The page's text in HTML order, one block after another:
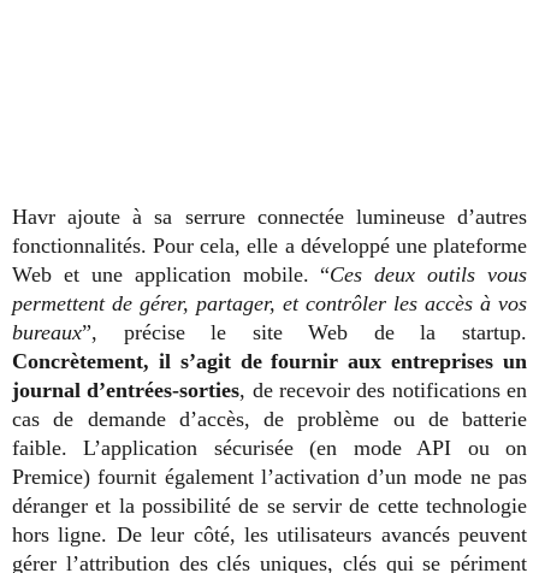
Havr ajoute à sa serrure connectée lumineuse d’autres
fonctionnalités. Pour cela, elle a développé une plateforme
Web et une application mobile. “Ces deux outils vous
permettent de gérer, partager, et contrôler les accès à vos
bureaux”, précise le site Web de la startup.
Concrètement, il s’agit de fournir aux entreprises un
journal d’entrées-sorties, de recevoir des notifications en
cas de demande d’accès, de problème ou de batterie
faible. L’application sécurisée (en mode API ou on
Premice) fournit également l’activation d’un mode ne pas
déranger et la possibilité de se servir de cette technologie
hors ligne. De leur côté, les utilisateurs avancés peuvent
gérer l’attribution des clés uniques, clés qui se périment